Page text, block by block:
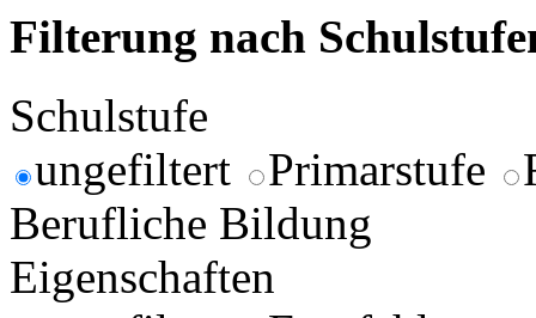
Filterung nach
Schulstufe
ungefiltert
Primarstufe
Berufliche Bildung
Eigenschaften